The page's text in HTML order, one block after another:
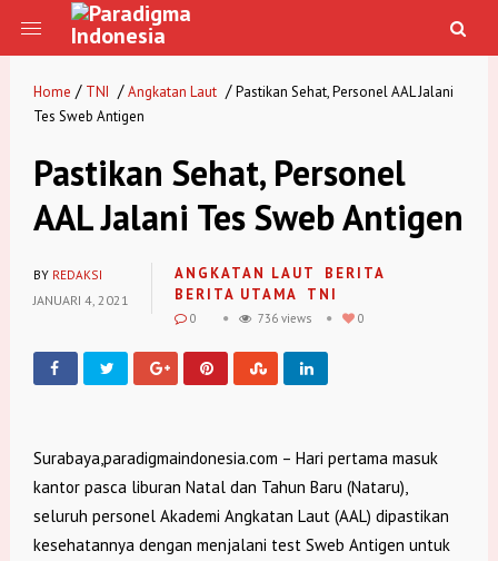
Home / TNI / Angkatan Laut / Pastikan Sehat, Personel AAL Jalani
Tes Sweb Antigen
Pastikan Sehat, Personel
AAL Jalani Tes Sweb Antigen
BY REDAKSI
JANUARI 4, 2021
ANGKATAN LAUT
BERITA
BERITA UTAMA
TNI
0 736 views 0
Surabaya,paradigmaindonesia.com – Hari pertama masuk
kantor pasca liburan Natal dan Tahun Baru (Nataru),
seluruh personel Akademi Angkatan Laut (AAL) dipastikan
kesehatannya dengan menjalani test Sweb Antigen untuk